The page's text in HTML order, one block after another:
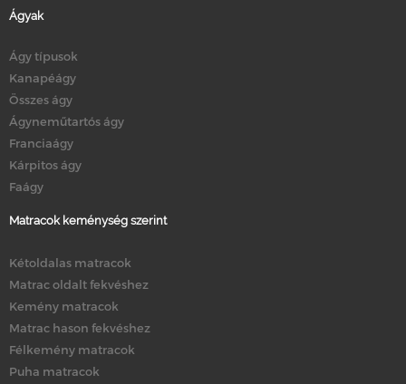
Ágyak
Ágy típusok
Kanapéágy
Összes ágy
Ágyneműtartós ágy
Franciaágy
Kárpitos ágy
Faágy
Matracok keménység szerint
Kétoldalas matracok
Matrac oldalt fekvéshez
Kemény matracok
Matrac hason fekvéshez
Félkemény matracok
Puha matracok